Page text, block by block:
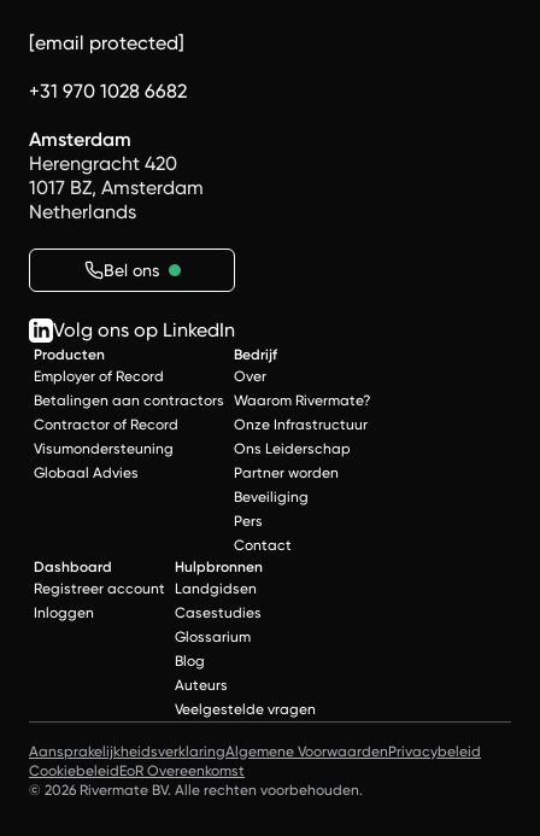
[email protected]
+31 970 1028 6682
Amsterdam
Herengracht 420
1017 BZ, Amsterdam
Netherlands
Bel ons
Volg ons op LinkedIn
Producten
Employer of Record
Betalingen aan contractors
Contractor of Record
Visumondersteuning
Globaal Advies
Bedrijf
Over
Waarom Rivermate?
Onze Infrastructuur
Ons Leiderschap
Partner worden
Beveiliging
Pers
Contact
Dashboard
Registreer account
Inloggen
Hulpbronnen
Landgidsen
Casestudies
Glossarium
Blog
Auteurs
Veelgestelde vragen
AansprakelijkheidsverklaringAlgemene VoorwaardenPrivacybeleid
CookiebeleidEoR Overeenkomst
© 2026 Rivermate BV. Alle rechten voorbehouden.